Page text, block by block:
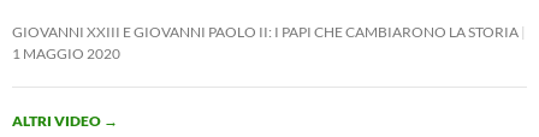
GIOVANNI XXIII E GIOVANNI PAOLO II: I PAPI CHE CAMBIARONO LA STORIA
1 MAGGIO 2020
ALTRI VIDEO →